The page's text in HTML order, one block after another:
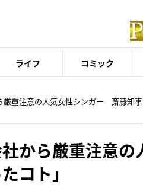
ライフ コミック
重注意の人気女性シンガー 斎藤知
から厳重注意の
コト」